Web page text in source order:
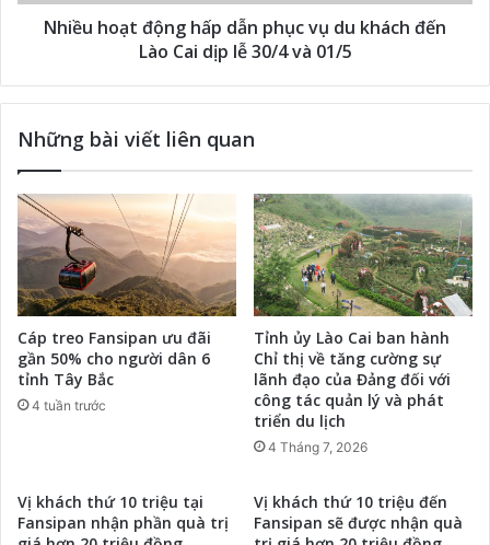
Nhiều hoạt động hấp dẫn phục vụ du khách đến
Lào Cai dịp lễ 30/4 và 01/5
Những bài viết liên quan
Cáp treo Fansipan ưu đãi
gần 50% cho người dân 6
tỉnh Tây Bắc
4 tuần trước
Tỉnh ủy Lào Cai ban hành
Chỉ thị về tăng cường sự
lãnh đạo của Đảng đối với
công tác quản lý và phát
triển du lịch
4 Tháng 7, 2026
Vị khách thứ 10 triệu tại
Fansipan nhận phần quà trị
Vị khách thứ 10 triệu đến
Fansipan sẽ được nhận quà